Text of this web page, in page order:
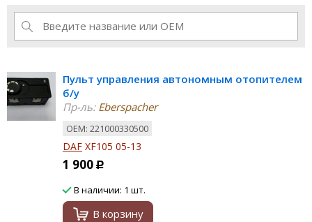
Пульт управления автономным отопителем
б/у
Пр-ль:Eberspacher
ОЕМ: 221000330500
DAF XF105 05-13
1 900 Р
В наличии: 1 шт.
В корзину